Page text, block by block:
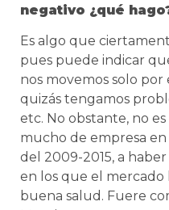
negativo ¿qué
Es algo que
pues puede indicar
nos movemos solo por
quizás tengamos
etc. No obstante, no
mucho de empresa
del 2009-2015, a
en los que el
buena salud. Fuere